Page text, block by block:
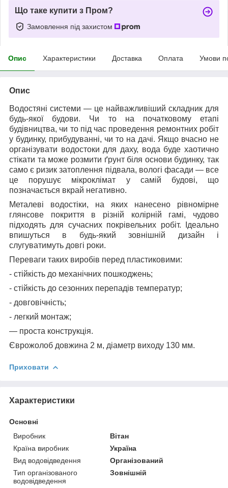
Що таке купити з Пром?
Замовлення під захистом
Опис Характеристики Доставка Оплата Умови
Опис
Водостяні системи — це найважливіший складник для
будь-якої будови. Чи то на початковому етапі
будівництва, чи то під час проведення ремонтних робіт
у будинку, прибудуванні, чи то на дачі. Якщо вчасно не
організувати водостоки для даху, вода буде хаотично
стікати та може розмити ґрунт біля основи будинку, так
само є ризик затоплення підвала, вологі фасади — все
це порушує мікроклімат у самій будові, що
позначається вкрай негативно.
Металеві водостіки, на яких нанесено рівномірне
глянсове покриття в різній колірній гамі, чудово
підходять для сучасних покрівельних робіт. Ідеально
впишуться в будь-який зовнішній дизайн і
слугуватимуть довгі роки.
Переваги таких виробів перед пластиковими:
- стійкість до механічних пошкоджень;
- стійкість до сезонних перепадів температур;
- довговічність;
- легкий монтаж;
— проста конструкція.
Єврожолоб довжина 2 м, діаметр виходу 130 мм.
Приховати
Характеристики
Основні
Виробник
Вітан
Країна виробник
Україна
Вид водовідведення
Організований
Тип організованого
водовідведення
Зовнішній